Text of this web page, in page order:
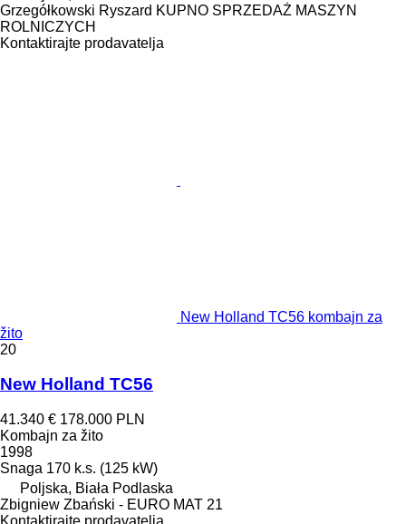
Grzegółkowski Ryszard KUPNO SPRZEDAŻ MASZYN
ROLNICZYCH
Kontaktirajte prodavatelja
New Holland TC56 kombajn za
žito
20
New Holland TC56
41.340 € 178.000 PLN
Kombajn za žito
1998
Snaga 170 k.s. (125 kW)
Poljska, Biała Podlaska
Zbigniew Zbański - EURO MAT 21
Kontaktirajte prodavatelja